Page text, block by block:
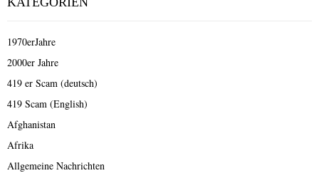
1970erJahre
2000er Jahre
419 er Scam (deutsch)
419 Scam (English)
Afghanistan
Afrika
Allgemeine Nachrichten